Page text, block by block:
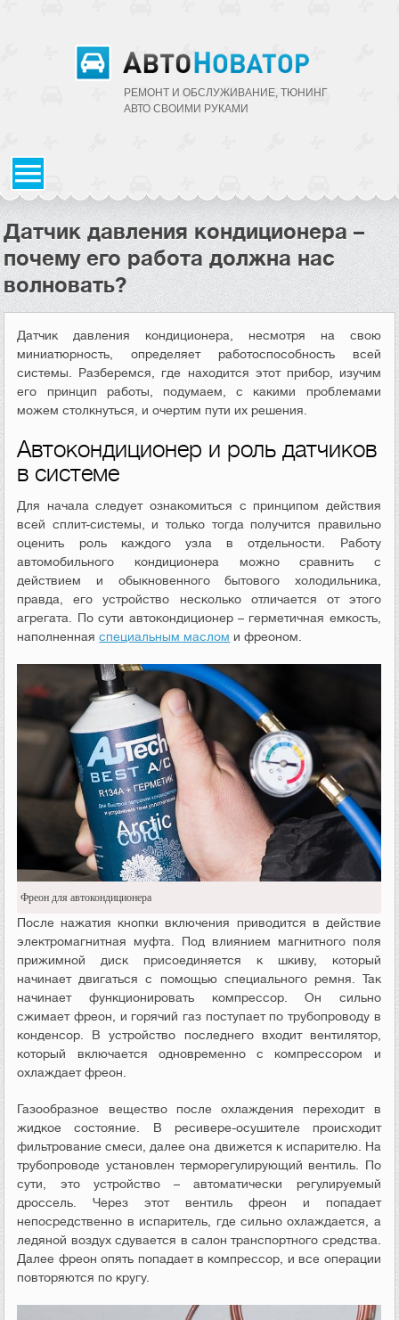
РЕМОНТ И ОБСЛУЖИВАНИЕ, ТЮНИНГ
АВТО CВОИМИ РУКАМИ
Датчик давления кондиционера –
почему его работа должна нас
волновать?
Датчик давления кондиционера, несмотря на свою
миниатюрность, определяет работоспособность всей
системы. Разберемся, где находится этот прибор, изучим
его принцип работы, подумаем, с какими проблемами
можем столкнуться, и очертим пути их решения.
Автокондиционер и роль датчиков
в системе
Для начала следует ознакомиться с принципом действия
всей сплит-системы, и только тогда получится правильно
оценить роль каждого узла в отдельности. Работу
автомобильного кондиционера можно сравнить с
действием и обыкновенного бытового холодильника,
правда, его устройство несколько отличается от этого
агрегата. По сути автокондиционер – герметичная емкость,
наполненнаяспециальным маслом и фреоном.
Фреон для автокондиционера
После нажатия кнопки включения приводится в действие
электромагнитная муфта. Под влиянием магнитного поля
прижимной диск присоединяется к шкиву, который
начинает двигаться с помощью специального ремня. Так
начинает функционировать компрессор. Он сильно
сжимает фреон, и горячий газ поступает по трубопроводу в
конденсор. В устройство последнего входит вентилятор,
который включается одновременно с компрессором и
охлаждает фреон.
Газообразное вещество после охлаждения переходит в
жидкое состояние. В ресивере-осушителе происходит
фильтрование смеси, далее она движется к испарителю. На
трубопроводе установлен терморегулирующий вентиль. По
сути, это устройство – автоматически регулируемый
дроссель. Через этот вентиль фреон и попадает
непосредственно в испаритель, где сильно охлаждается, а
ледяной воздух сдувается в салон транспортного средства.
Далее фреон опять попадает в компрессор, и все операции
повторяются по кругу.